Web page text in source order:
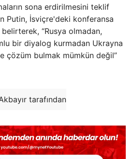
sona erdirilmesini teklif
Putin, İsviçre'deki konferansa
“Rusya olmadan,
bir diyalog kurmadan Ukrayna
çözüm bulmak mümkün değil”
tarafından